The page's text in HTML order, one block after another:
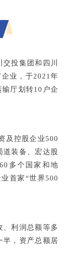
投集团和四川
业，于2021年
厅划转10户企
及控股企业500
道装备、宏达股
多个国家和地
首家“世界500
、利润总额等多
半，资产总额居